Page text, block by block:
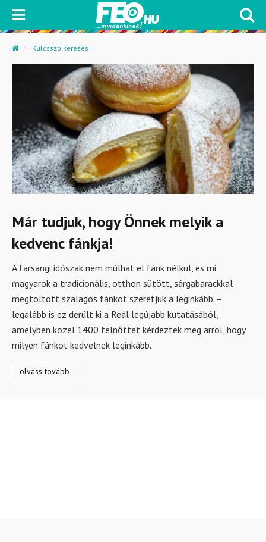
Kulcsszó keresés
Már tudjuk, hogy Önnek melyik a
kedvenc fánkja!
A farsangi időszak nem múlhat el fánk nélkül, és mi
magyarok a tradicionális, otthon sütött, sárgabarackkal
megtöltött szalagos fánkot szeretjük a leginkább. –
legalább is ez derült ki a Reál legújabb kutatásából,
amelyben közel 1400 felnőttet kérdeztek meg arról, hogy
milyen fánkot kedvelnek leginkább.
olvass tovább